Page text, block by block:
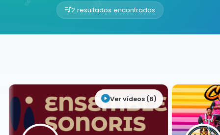
2 resultados encontrados
Buscador de músicos
Ver vídeos (6)